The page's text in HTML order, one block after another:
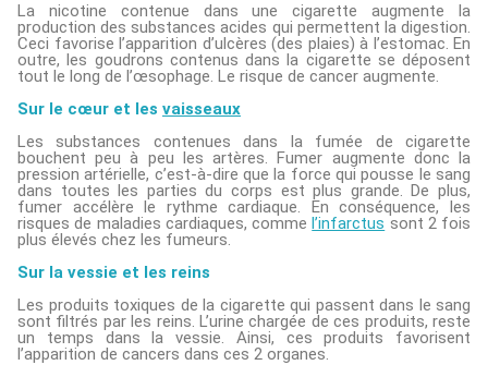
La nicotine contenue dans une cigarette augmente la
production des substances acides qui permettent la digestion.
Ceci favorise l’apparition d’ulcères (des plaies) à l’estomac. En
outre, les goudrons contenus dans la cigarette se déposent
tout le long de l’œsophage. Le risque de cancer augmente.
Sur le cœur et les vaisseaux
Les substances contenues dans la fumée de cigarette
bouchent peu à peu les artères. Fumer augmente donc la
pression artérielle, c’est-à-dire que la force qui pousse le sang
dans toutes les parties du corps est plus grande. De plus,
fumer accélère le rythme cardiaque. En conséquence, les
risques de maladies cardiaques, commel’infarctus sont 2 fois
plus élevés chez les fumeurs.
Sur la vessie et les reins
Les produits toxiques de la cigarette qui passent dans le sang
sont filtrés par les reins. L’urine chargée de ces produits, reste
un temps dans la vessie. Ainsi, ces produits favorisent
l’apparition de cancers dans ces 2 organes.